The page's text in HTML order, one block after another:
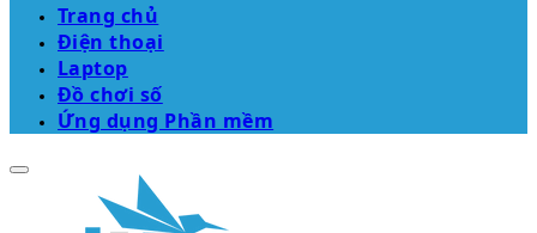
Trang chủ
Điện thoại
Laptop
Đồ chơi số
Ứng dụng Phần mềm